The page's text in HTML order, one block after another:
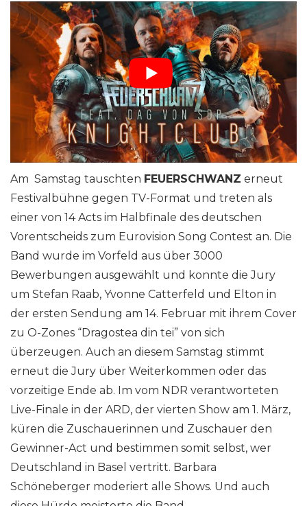
Am Samstag tauschten FEUERSCHWANZ erneut
Festivalbühne gegen TV-Format und treten als
einer von 14 Acts im Halbfinale des deutschen
Vorentscheids zum Eurovision Song Contest an. Die
Band wurde im Vorfeld aus über 3000
Bewerbungen ausgewählt und konnte die Jury
um Stefan Raab, Yvonne Catterfeld und Elton in
der ersten Sendung am 14. Februar mit ihrem Cover
zu O-Zones “Dragostea din tei” von sich
überzeugen. Auch an diesem Samstag stimmt
erneut die Jury über Weiterkommen oder das
vorzeitige Ende ab. Im vom NDR verantworteten
Live-Finale in der ARD, der vierten Show am 1. März,
küren die Zuschauerinnen und Zuschauer den
Gewinner-Act und bestimmen somit selbst, wer
Deutschland in Basel vertritt. Barbara
Schöneberger moderiert alle Shows. Und auch